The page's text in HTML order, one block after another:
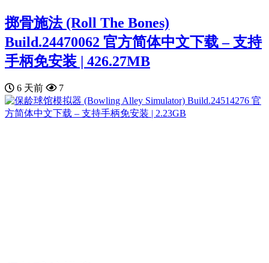
掷骨施法 (Roll The Bones)
Build.24470062 官方简体中文下载 – 支持
手柄免安装 | 426.27MB
6 天前 7